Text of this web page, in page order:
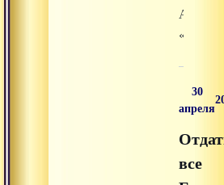
раздела
на
30
апреля
все